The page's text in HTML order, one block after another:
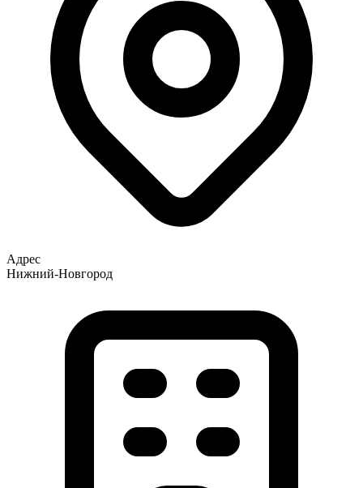
Адрес
Нижний-Новгород